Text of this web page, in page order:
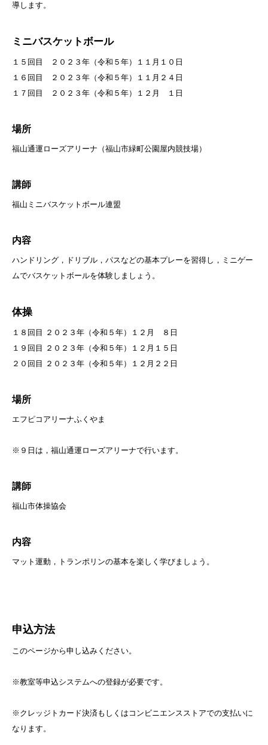
導します。
ミニバスケットボール
１５回目 ２０２３年（令和５年）１１月１０日
１６回目 ２０２３年（令和５年）１１月２４日
１７回目 ２０２３年（令和５年）１２月 １日
場所
福山通運ローズアリーナ（福山市緑町公園屋内競技場）
講師
福山ミニバスケットボール連盟
内容
ハンドリング，ドリブル，パスなどの基本プレーを習得し，ミニゲー
ムでバスケットボールを体験しましょう。
体操
１８回目 ２０２３年（令和５年）１２月 ８日
１９回目 ２０２３年（令和５年）１２月１５日
２０回目 ２０２３年（令和５年）１２月２２日
場所
エフピコアリーナふくやま
※９日は，福山通運ローズアリーナで行います。
講師
福山市体操協会
内容
マット運動，トランポリンの基本を楽しく学びましょう。
申込方法
このページから申し込みください。
※教室等申込システムへの登録が必要です。
※クレッジトカード決済もしくはコンビニエンスストアでの支払いに
なります。